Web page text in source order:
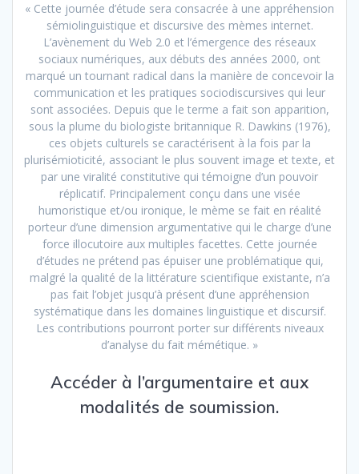
« Cette journée d’étude sera consacrée à une appréhension
sémiolinguistique et discursive des mèmes internet.
L’avènement du Web 2.0 et l’émergence des réseaux
sociaux numériques, aux débuts des années 2000, ont
marqué un tournant radical dans la manière de concevoir la
communication et les pratiques sociodiscursives qui leur
sont associées. Depuis que le terme a fait son apparition,
sous la plume du biologiste britannique R. Dawkins (1976),
ces objets culturels se caractérisent à la fois par la
plurisémioticité, associant le plus souvent image et texte, et
par une viralité constitutive qui témoigne d’un pouvoir
réplicatif. Principalement conçu dans une visée
humoristique et/ou ironique, le mème se fait en réalité
porteur d’une dimension argumentative qui le charge d’une
force illocutoire aux multiples facettes. Cette journée
d’études ne prétend pas épuiser une problématique qui,
malgré la qualité de la littérature scientifique existante, n’a
pas fait l’objet jusqu’à présent d’une appréhension
systématique dans les domaines linguistique et discursif.
Les contributions pourront porter sur différents niveaux
d’analyse du fait mémétique. »
Accéder à l’argumentaire et aux
modalités de soumission.